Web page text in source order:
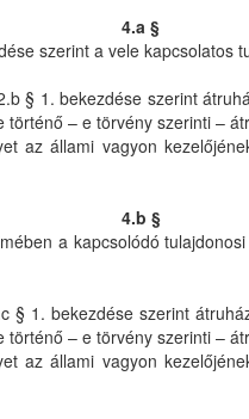
4.a §
szerint a vele
§ 1. bekezdése szerint
– e törvény szerinti –
az állami vagyon
4.b §
a kapcsolódó
1. bekezdése szerint
– e törvény szerinti –
az állami vagyon